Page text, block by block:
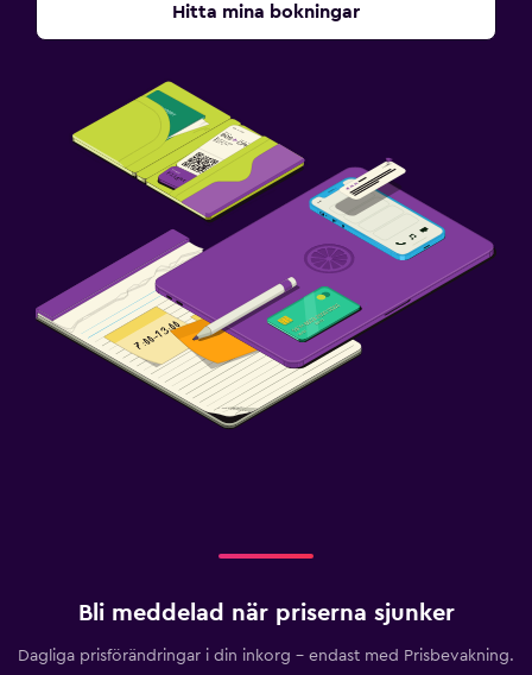
Tvättstuga
Strykservice
Tvätt-/kemtvättsservice
Strykjärn och strykbräda
Torkställ för kläder
Utomhus
Trädgård
Hitta mina bokningar
Bli meddelad när priserna sjunker
Dagliga prisförändringar i din inkorg – endast med Prisbevakning.